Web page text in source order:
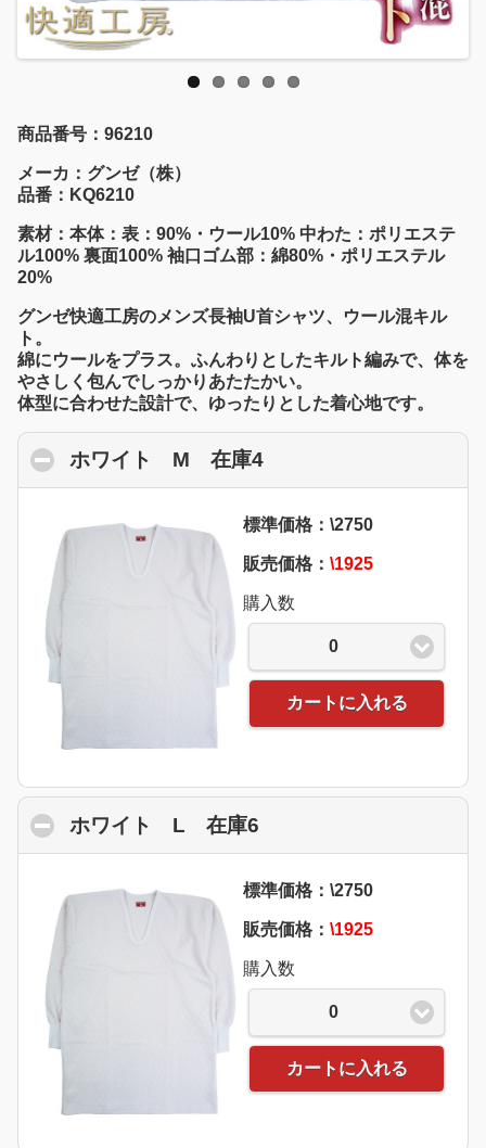
商品番号：96210
メーカ：グンゼ（株）
品番：KQ6210
素材：本体：表：90%・ウール10% 中わた：ポリエステ
ル100% 裏面100% 袖口ゴム部：綿80%・ポリエステル
20%
グンゼ快適工房のメンズ長袖U首シャツ、ウール混キル
ト。
綿にウールをプラス。ふんわりとしたキルト編みで、体を
やさしく包んでしっかりあたたかい。
体型に合わせた設計で、ゆったりとした着心地です。
ホワイト M 在庫4click to collapse
標準価格：\2750
販売価格： \1925
購入数
0
カートに入れる
ホワイト L 在庫6
標準価格：\2750
販売価格： \1925
購入数
0
カートに入れる